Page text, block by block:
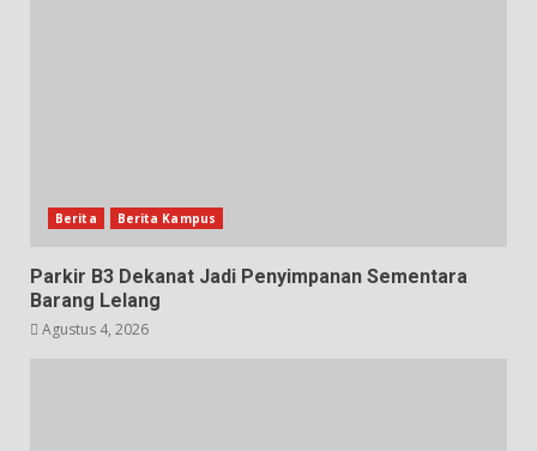
Berita Berita Kampus
Parkir B3 Dekanat Jadi Penyimpanan Sementara
Barang Lelang
Agustus 4, 2026